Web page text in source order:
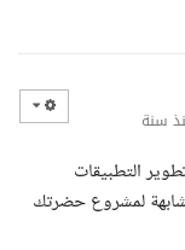
سنة
التطبيقات
لمشروع حضرتك